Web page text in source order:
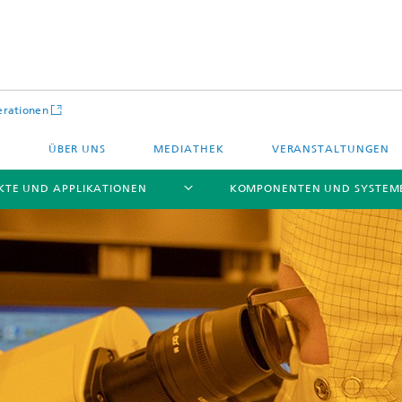
ÜBER UNS MEDIATHEK VERANSTALTUNGEN
UND APPLIKATIONEN KOMPONENTEN UND
Aktoren
IP Cores
Li-Fi Optische Datenübertragung
Halbleiterprozessdienstleistungen